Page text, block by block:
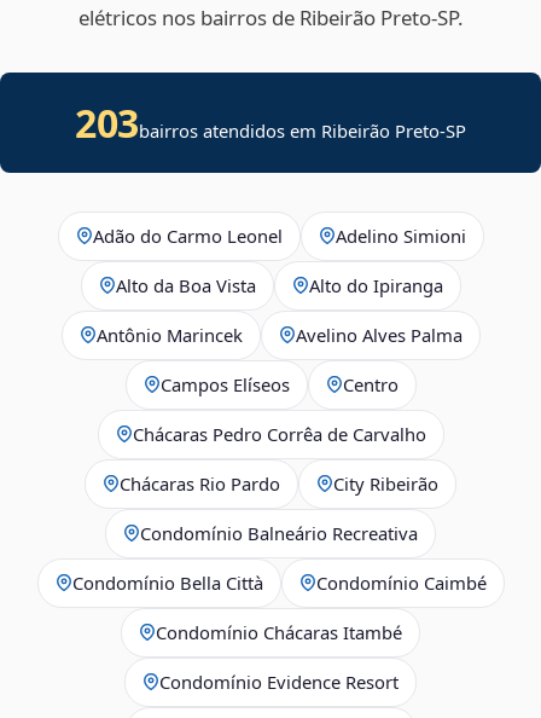
elétricos nos bairros de Ribeirão Preto‑SP.
203bairros atendidos em Ribeirão Preto-SP
Adão do Carmo Leonel Adelino Simioni
Alto da Boa Vista Alto do Ipiranga
Antônio Marincek Avelino Alves Palma
Campos Elíseos Centro
Chácaras Pedro Corrêa de Carvalho
Chácaras Rio Pardo City Ribeirão
Condomínio Balneário Recreativa
Condomínio Bella Città Condomínio Caimbé
Condomínio Chácaras Itambé
Condomínio Evidence Resort